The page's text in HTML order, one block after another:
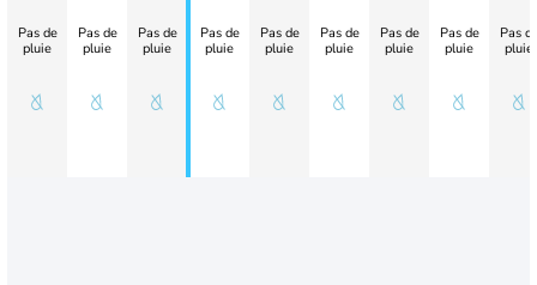
Pas de
pluie
Pas de
pluie
Pas de
pluie
Pas de
pluie
Pas de
pluie
Pas de
pluie
Pas de
pluie
Pas de
pluie
Pas
pluie